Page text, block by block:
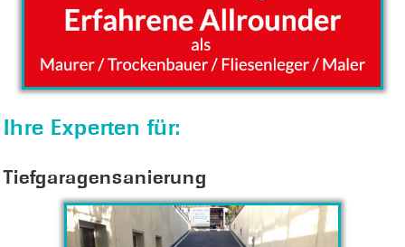
Ihre Experten für:
Tiefgaragensanierung